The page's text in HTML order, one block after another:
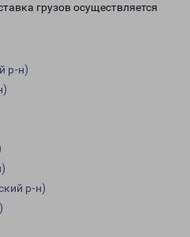
грузов осуществляется
р-н)
р-н)